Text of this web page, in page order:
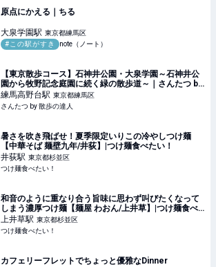
原点にかえる｜ちる
大泉学園駅 東京都練馬区
#この駅がすき
note（ノート）
【東京散歩コース】石神井公園・大泉学園～石神井公
園から牧野記念庭園に続く緑の散歩道～｜さんたつ by
散歩の達人
練馬高野台駅 東京都練馬区
さんたつ by 散歩の達人
暑さを吹き飛ばせ！夏季限定いりこの冷やしつけ麺
【中華そば 麺壁九年/井荻】|つけ麺食べたい！
井荻駅 東京都杉並区
つけ麺食べたい！
和音のように重なり合う旨味に思わず叫びたくなって
しまう濃厚つけ麺【麺屋 わおん/上井草】|つけ麺食べ
たい！
上井草駅 東京都杉並区
つけ麺食べたい！
カフェリーフレットでちょっと優雅なDinner